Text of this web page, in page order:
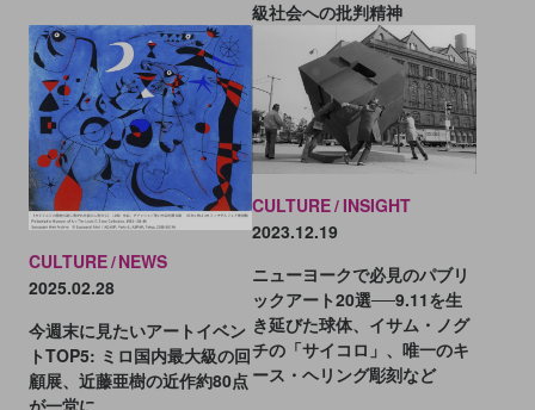
級社会への批判精神
CULTURE NEWS
2025.02.28
今週末に見たいアートイベン
トTOP5: ミロ国内最大級の回
顧展、近藤亜樹の近作約80点
が一堂に
CULTURE INSIGHT
2023.12.19
ニューヨークで必見のパブリ
ックアート20選──9.11を生
き延びた球体、イサム・ノグ
チの「サイコロ」、唯一のキ
ース・ヘリング彫刻など